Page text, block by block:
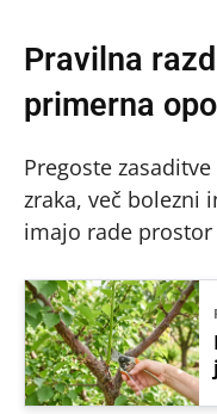
Pravilna
primerna
Pregoste
zraka, več bolezni
imajo rade